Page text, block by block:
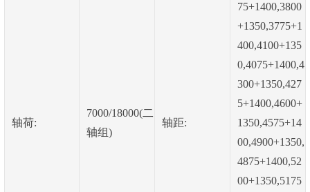
轴荷:
7000/18000(二
轴组)
轴距:
75+1400,3800
+1350,3775+1
400,4100+135
0,4075+1400,4
300+1350,427
5+1400,4600+
1350,4575+14
00,4900+1350,
4875+1400,52
00+1350,5175